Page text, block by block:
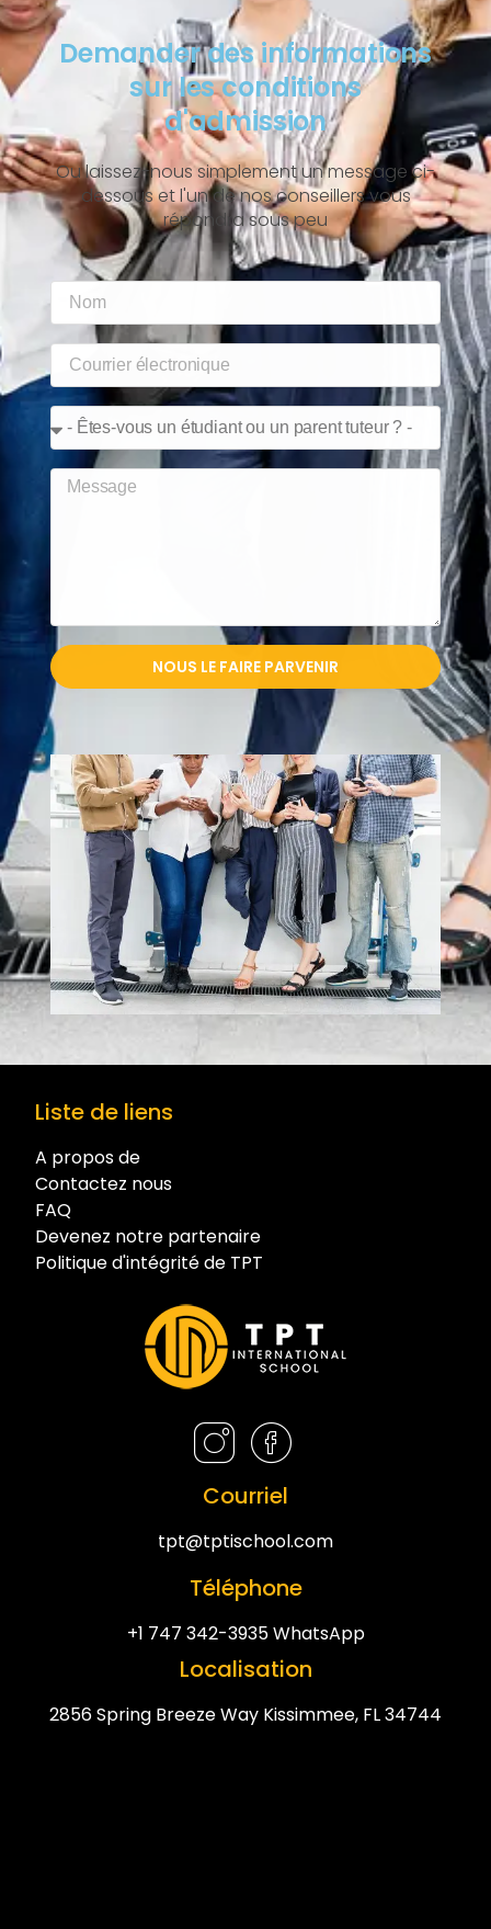
Demander des informations
sur les conditions
d'admission
Ou laissez-nous simplement un message ci-
dessous et l'un de nos conseillers vous
répondra sous peu
NOUS LE FAIRE PARVENIR
Liste de liens
A propos de
Contactez nous
FAQ
Devenez notre partenaire
Politique d'intégrité de TPT
Courriel
tpt@tptischool.com
Téléphone
+1 747 342-3935 WhatsApp
Localisation
2856 Spring Breeze Way Kissimmee, FL 34744